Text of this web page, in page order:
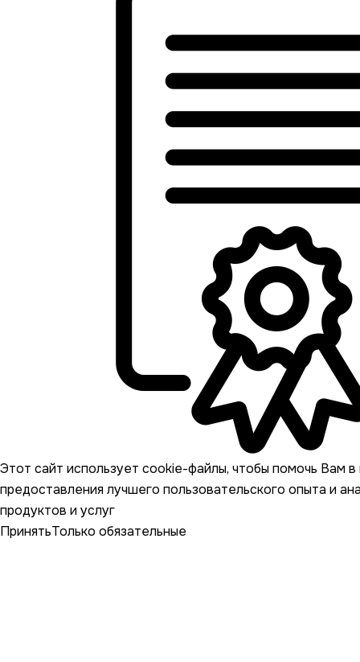
Этот сайт использует cookie-файлы, чтобы помочь Вам в
предоставления лучшего пользовательского опыта и
продуктов и услуг
ПринятьТолько обязательные